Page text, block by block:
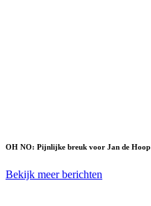
OH NO: Pijnlijke breuk voor Jan de Hoop
Bekijk meer berichten